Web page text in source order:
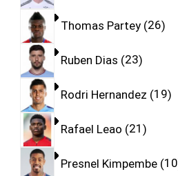
Thomas Partey 26
Ruben Dias 23
Rodri Hernandez 19
Rafael Leao 21
Presnel Kimpembe 10